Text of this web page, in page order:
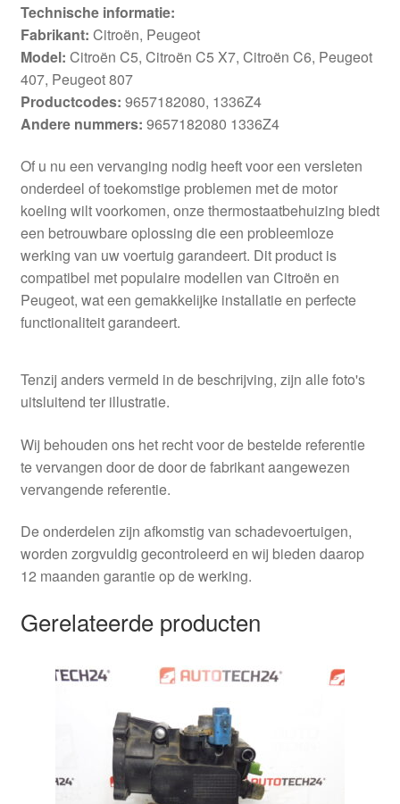
Technische informatie:
Fabrikant: Citroën, Peugeot
Model: Citroën C5, Citroën C5 X7, Citroën C6, Peugeot
407, Peugeot 807
Productcodes: 9657182080, 1336Z4
Andere nummers: 9657182080 1336Z4
Of u nu een vervanging nodig heeft voor een versleten
onderdeel of toekomstige problemen met de motor
koeling wilt voorkomen, onze thermostaatbehuizing biedt
een betrouwbare oplossing die een probleemloze
werking van uw voertuig garandeert. Dit product is
compatibel met populaire modellen van Citroën en
Peugeot, wat een gemakkelijke installatie en perfecte
functionaliteit garandeert.
Tenzij anders vermeld in de beschrijving, zijn alle foto's
uitsluitend ter illustratie.
Wij behouden ons het recht voor de bestelde referentie
te vervangen door de door de fabrikant aangewezen
vervangende referentie.
De onderdelen zijn afkomstig van schadevoertuigen,
worden zorgvuldig gecontroleerd en wij bieden daarop
12 maanden garantie op de werking.
Gerelateerde producten